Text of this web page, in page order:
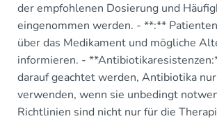
der empfohlenen Dosierung und
eingenommen werden. - **:**
über das Medikament und mögliche
informieren. -
darauf geachtet werden, Antibiotika nur
verwenden, wenn sie unbedingt
Richtlinien sind nicht nur für die